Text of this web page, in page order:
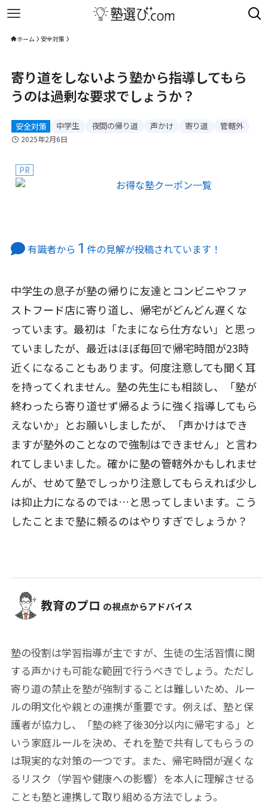
ホーム 安全対策
寄り道をしないよう塾から指導してもら
うのは過剰な要求でしょうか？
安全対策 中学生 夜間の帰り道 声かけ 寄り道 管轄外
2025年2月6日
PR
有識者から 1 件の見解が投稿されています！
中学生の息子が塾の帰りに友達とコンビニやファ
ストフード店に寄り道し、帰宅がどんどん遅くな
っています。最初は「たまになら仕方ない」と思っ
ていましたが、最近はほぼ毎回で帰宅時間が23時
近くになることもあります。何度注意しても聞く耳
を持ってくれません。塾の先生にも相談し、「塾が
終わったら寄り道せず帰るように強く指導してもら
えないか」とお願いしましたが、「声かけはでき
ますが塾外のことなので強制はできません」と言わ
れてしまいました。確かに塾の管轄外かもしれませ
んが、せめて塾でしっかり注意してもらえれば少し
は抑止力になるのでは…と思ってしまいます。こう
したことまで塾に頼るのはやりすぎでしょうか？
教育のプロ の視点からアドバイス
塾の役割は学習指導が主ですが、生徒の生活習慣に関
する声かけも可能な範囲で行うべきでしょう。ただし
寄り道の禁止を塾が強制することは難しいため、ルー
ルの明文化や親との連携が重要です。例えば、塾と保
護者が協力し、「塾の終了後30分以内に帰宅する」と
いう家庭ルールを決め、それを塾で共有してもらうの
は現実的な対策の一つです。また、帰宅時間が遅くな
るリスク（学習や健康への影響）を本人に理解させる
ことも塾と連携して取り組める方法でしょう。